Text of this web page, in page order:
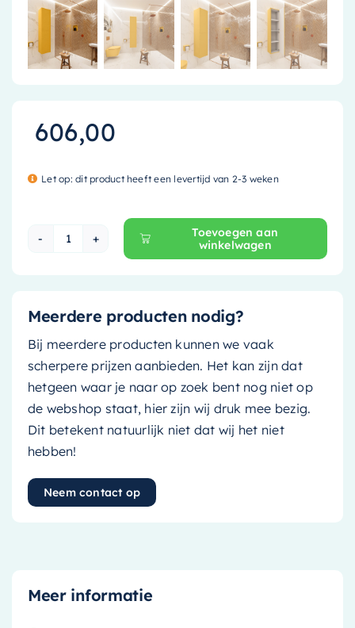
606,00
Let op: dit product heeft een levertijd van 2-3 weken
Mondiaz Kolomkast Beam - 35x160cm - ocher
Toevoegen aan
winkelwagen
Meerdere producten nodig?
Bij meerdere producten kunnen we vaak
scherpere prijzen aanbieden. Het kan zijn dat
hetgeen waar je naar op zoek bent nog niet op
de webshop staat, hier zijn wij druk mee bezig.
Dit betekent natuurlijk niet dat wij het niet
hebben!
Neem contact op
Meer informatie